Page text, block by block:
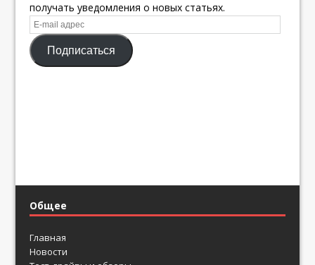
получать уведомления о новых статьях.
E-
mail
адресПодписаться
Общее
Главная
Новости